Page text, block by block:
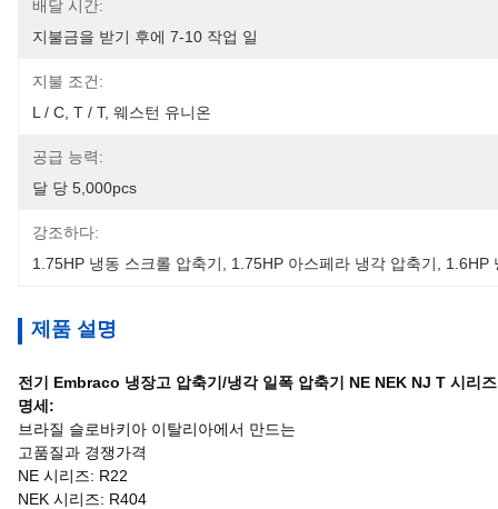
배달 시간:
지불금을 받기 후에 7-10 작업 일
지불 조건:
L / C, T / T, 웨스턴 유니온
공급 능력:
달 당 5,000pcs
강조하다:
1.75HP 냉동 스크롤 압축기
1.75HP 아스페라 냉각 압축기 1.6HP
제품 설명
전기 Embraco 냉장고 압축기/냉각 일폭 압축기 NE NEK NJ T 시리즈
명세:
브라질 슬로바키아 이탈리아에서 만드는
고품질과 경쟁가격
NE 시리즈: R22
NEK 시리즈: R404